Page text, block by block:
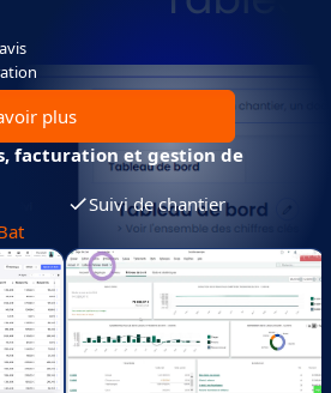
plus
facturation et gestion de
Suivi de chantier